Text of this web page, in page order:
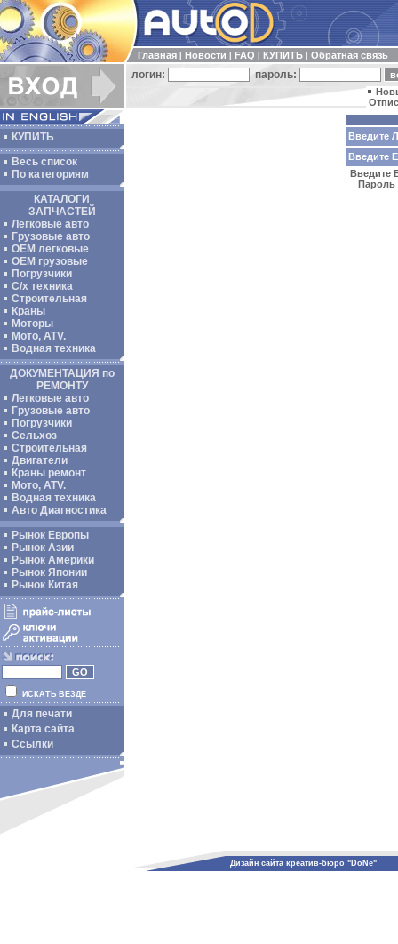
Главная Новости FAQ КУПИТЬ Обратная связь
логин: пароль:
КУПИТЬ
Весь список
По категориям
КАТАЛОГИ
ЗАПЧАСТЕЙ
Легковые авто
Грузовые авто
ОЕМ легковые
OEM грузовые
Погрузчики
С/х техника
Строительная
Краны
Моторы
Мото, ATV.
Водная техника
ДОКУМЕНТАЦИЯ по
РЕМОНТУ
Легковые авто
Грузовые авто
Погрузчики
Сельхоз
Строительная
Двигатели
Краны ремонт
Мото, ATV.
Водная техника
Авто Диагностика
Рынок Европы
Рынок Азии
Рынок Америки
Рынок Японии
Рынок Китая
ИСКАТЬ ВЕЗДЕ
Для печати
Карта сайта
Ссылки
Введите
Введите
Введите
Пароль
Дизайн сайта креатив-бюро "DoNe"